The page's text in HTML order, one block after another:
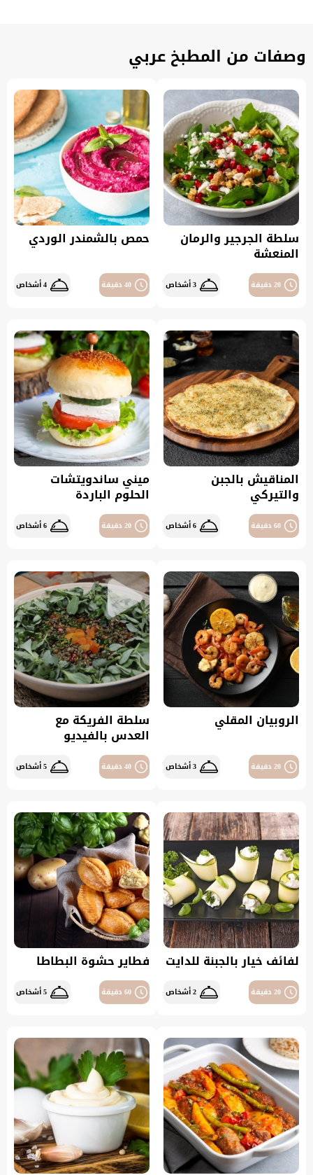
وصفات من المطبخ عربي
سلطة الجرجير والرمان
المنعشة
20 دقيقة 3 أشخاص
حمص بالشمندر الوردي
40 دقيقة 4 أشخاص
المناقيش بالجبن
والتيركي
60 دقيقة 6 أشخاص
ميني ساندويتشات
الحلوم الباردة
20 دقيقة 6 أشخاص
الروبيان المقلي
20 دقيقة 3 أشخاص
سلطة الفريكة مع
العدس بالفيديو
40 دقيقة 5 أشخاص
لفائف خيار بالجبنة للدايت
20 دقيقة 2 أشخاص
فطاير حشوة البطاطا
60 دقيقة 5 أشخاص